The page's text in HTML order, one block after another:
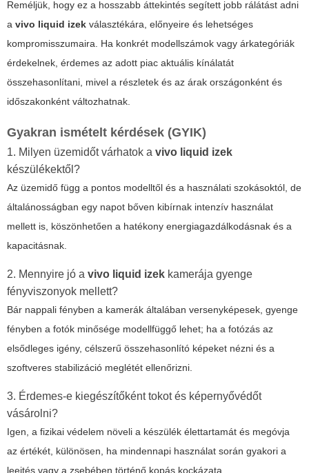
Reméljük, hogy ez a hosszabb áttekintés segített jobb rálátást adni
a vivo liquid izek választékára, előnyeire és lehetséges
kompromisszumaira. Ha konkrét modellszámok vagy árkategóriák
érdekelnek, érdemes az adott piac aktuális kínálatát
összehasonlítani, mivel a részletek és az árak országonként és
időszakonként változhatnak.
Gyakran ismételt kérdések (GYIK)
1. Milyen üzemidőt várhatok a vivo liquid izek
készülékektől?
Az üzemidő függ a pontos modelltől és a használati szokásoktól, de
általánosságban egy napot bőven kibírnak intenzív használat
mellett is, köszönhetően a hatékony energiagazdálkodásnak és a
kapacitásnak.
2. Mennyire jó a vivo liquid izek kamerája gyenge
fényviszonyok mellett?
Bár nappali fényben a kamerák általában versenyképesek, gyenge
fényben a fotók minősége modellfüggő lehet; ha a fotózás az
elsődleges igény, célszerű összehasonlító képeket nézni és a
szoftveres stabilizáció meglétét ellenőrizni.
3. Érdemes-e kiegészítőként tokot és képernyővédőt
vásárolni?
Igen, a fizikai védelem növeli a készülék élettartamát és megóvja
az értékét, különösen, ha mindennapi használat során gyakori a
leejtés vagy a zsebében történő kopás kockázata.